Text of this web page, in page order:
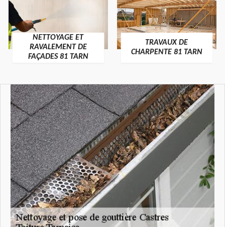
NETTOYAGE ET
RAVALEMENT DE
FAÇADES 81 TARN
TRAVAUX DE
CHARPENTE 81 TARN